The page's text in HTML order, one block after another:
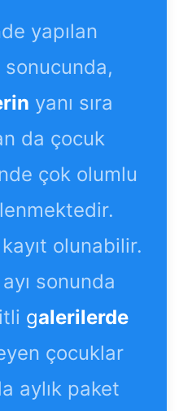
yapılan
yanı sıra
da çocuk
çok olumlu
olunabilir.
sonunda
galerilerde
çocuklar
aylık paket